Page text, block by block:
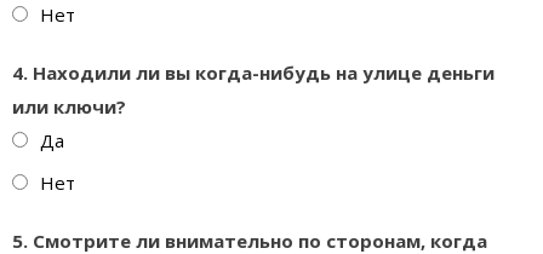
Нет
4. Находили ли вы когда-нибудь на улице деньги
или ключи?
Да
Нет
5. Смотрите ли внимательно по сторонам, когда